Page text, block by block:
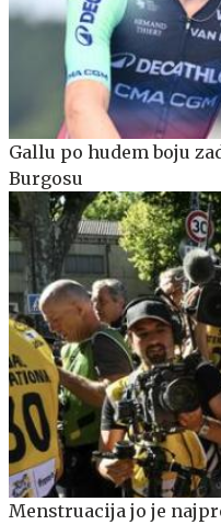
Gallu po hudem boju
Burgosu
Menstruacija jo je